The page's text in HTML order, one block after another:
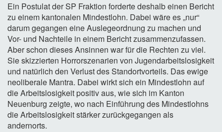
Ein Postulat der SP Fraktion forderte deshalb einen Bericht
zu einem kantonalen Mindestlohn. Dabei wäre es „nur“
darum gegangen eine Auslegeordnung zu machen und
Vor- und Nachteile in einem Bericht zusammenzufassen.
Aber schon dieses Ansinnen war für die Rechten zu viel.
Sie skizzierten Horrorszenarien von Jugendarbeitslosigkeit
und natürlich den Verlust des Standortvorteils. Das ewige
neoliberale Mantra. Dabei wirkt sich ein Mindestlohn auf
die Arbeitslosigkeit positiv aus, wie sich im Kanton
Neuenburg zeigte, wo nach Einführung des Mindestlohns
die Arbeitslosigkeit stärker zurückgegangen als
andernorts.